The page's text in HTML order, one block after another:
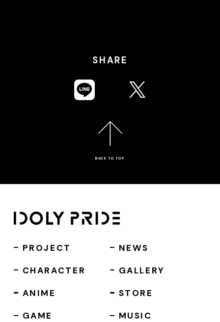
SHARE
BACK TO TOP
PROJECT
CHARACTER
ANIME
GAME
NEWS
GALLERY
STORE
MUSIC